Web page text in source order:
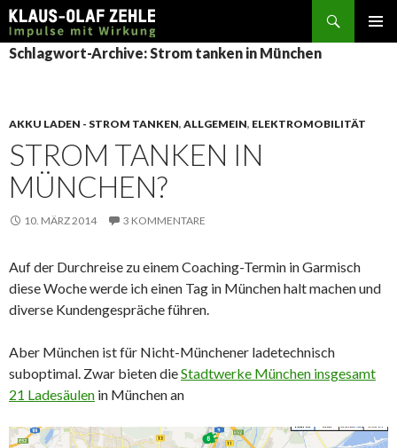
Suchen
SPRINGE
ZUM
Schlagwort-Archive: Strom tanken in München
AKKU LADEN - STROM TANKEN, ALLGEMEIN, ELEKTROMOBILITÄT
STROM TANKEN IN
MÜNCHEN?
10. MÄRZ 2014 3 KOMMENTARE
Auf der Durchreise zu einem Coaching-Termin in Garmisch
diese Woche werde ich einen Tag in München halt machen und
diverse Kundengespräche führen.
Aber München ist für Nicht-Münchener ladetechnisch
suboptimal. Zwar bieten dieStadtwerke München insgesamt
21 Ladesäulen in München an